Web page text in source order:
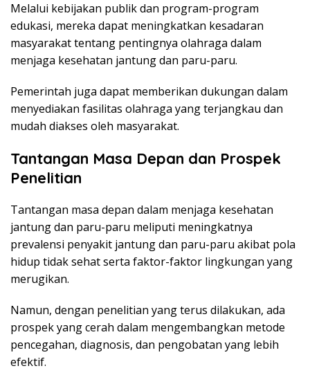
Melalui kebijakan publik dan program-program
edukasi, mereka dapat meningkatkan kesadaran
masyarakat tentang pentingnya olahraga dalam
menjaga kesehatan jantung dan paru-paru.
Pemerintah juga dapat memberikan dukungan dalam
menyediakan fasilitas olahraga yang terjangkau dan
mudah diakses oleh masyarakat.
Tantangan Masa Depan dan Prospek
Penelitian
Tantangan masa depan dalam menjaga kesehatan
jantung dan paru-paru meliputi meningkatnya
prevalensi penyakit jantung dan paru-paru akibat pola
hidup tidak sehat serta faktor-faktor lingkungan yang
merugikan.
Namun, dengan penelitian yang terus dilakukan, ada
prospek yang cerah dalam mengembangkan metode
pencegahan, diagnosis, dan pengobatan yang lebih
efektif.